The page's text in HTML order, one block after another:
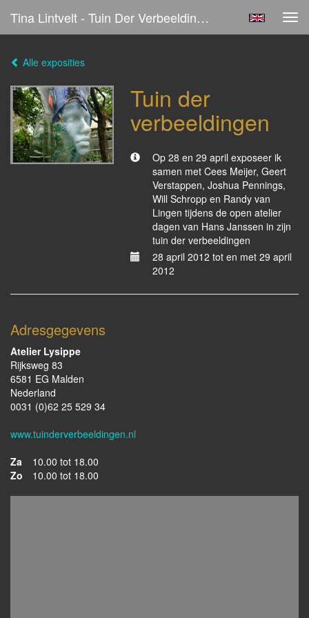
Tina Lintvelt - Tuin Der Verbeeldingen
Alle exposities
Tuin der
verbeeldingen
Op 28 en 29 april exposeer ik
samen met Cees Meijer, Geert
Verstappen, Joshua Pennings,
Will Schropp en Randy van
Lingen tijdens de open atelier
dagen van Hans Janssen in zijn
tuin der verbeeldingen
28 april 2012 tot en met 29 april
2012
Adresgegevens
Atelier Lysippe
Rijksweg 83
6581 EG Malden
Nederland
0031 (0)62 25 529 34
www.tuinderverbeeldingen.nl
Za
10.00 tot 18.00
Zo
10.00 tot 18.00